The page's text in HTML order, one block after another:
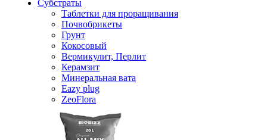
Субстраты
Таблетки для проращивания
Почвобрикеты
Грунт
Кокосовый
Вермикулит, Перлит
Керамзит
Минеральная вата
Eazy plug
ZeoFlora